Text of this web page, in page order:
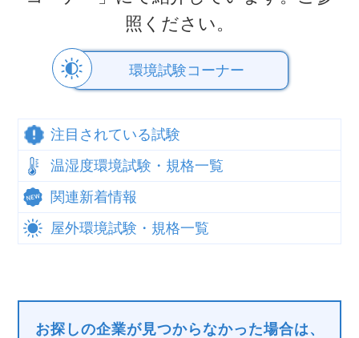
照ください。
環境試験コーナー
注目されている試験
温湿度環境試験・規格一覧
関連新着情報
屋外環境試験・規格一覧
お探しの企業が見つからなかった場合は、